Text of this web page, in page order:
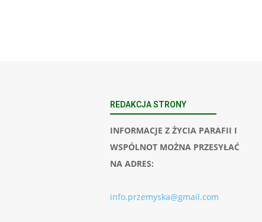
REDAKCJA STRONY
INFORMACJE Z ŻYCIA PARAFII I
WSPÓLNOT MOŻNA PRZESYŁAĆ
NA ADRES:
info.przemyska@gmail.com